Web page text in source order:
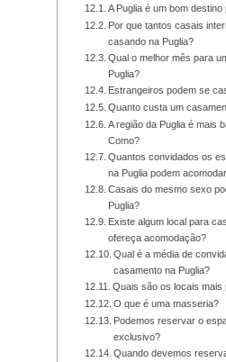
A Puglia é um bom
Por que tantos casais
casando na Puglia?
Qual o melhor mês para
Puglia?
Estrangeiros podem se
Quanto custa um
A região da Puglia é mais
Como?
Quantos convidados os
na Puglia podem
Casais do mesmo sexo
Puglia?
Existe algum local para
ofereça acomodação?
Qual é a média de
casamento na Puglia?
Quais são os locais mais
O que é uma masseria?
Podemos reservar o
exclusivo?
Quando devemos